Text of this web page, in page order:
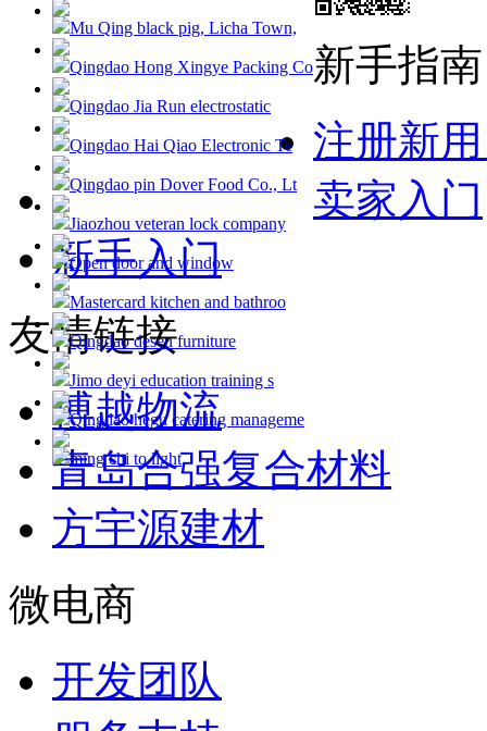
Mu Qing black pig, Licha Town,
Qingdao Hong Xingye Packing Co
Qingdao Jia Run electrostatic
Qingdao Hai Qiao Electronic Te
Qingdao pin Dover Food Co., Lt
Jiaozhou veteran lock company
Open door and window
Mastercard kitchen and bathroo
Qingdao desen furniture
Jimo deyi education training s
Qingdao hegu catering manageme
ming chi to light
新手指南
注册新
卖家入门
新手入门
友情链接
博越物流
青岛合强复合材料
方宇源建材
微电商
开发团队